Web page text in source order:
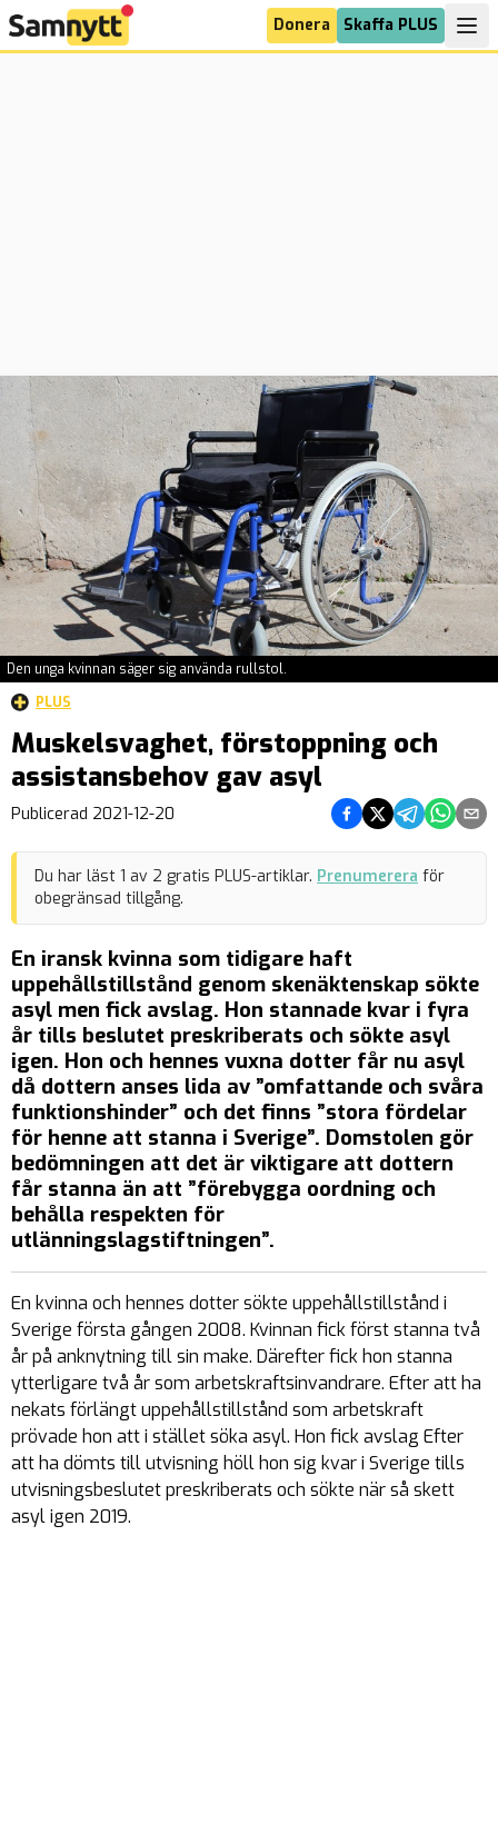
Donera Skaffa PLUS
Den unga kvinnan säger sig använda rullstol.
PLUS
Muskelsvaghet, förstoppning och
assistansbehov gav asyl
Publicerad 2021-12-20 Dela på Facebook
Dela på Twitter
Dela påDela på
Dela
Du har läst 1 av 2 gratis PLUS-artiklar. Prenumerera för
obegränsad tillgång.
En iransk kvinna som tidigare haft
uppehållstillstånd genom skenäktenskap sökte
asyl men fick avslag. Hon stannade kvar i fyra
år tills beslutet preskriberats och sökte asyl
igen. Hon och hennes vuxna dotter får nu asyl
då dottern anses lida av ”omfattande och svåra
funktionshinder” och det finns ”stora fördelar
för henne att stanna i Sverige”. Domstolen gör
bedömningen att det är viktigare att dottern
får stanna än att ”förebygga oordning och
behålla respekten för
utlänningslagstiftningen”.
En kvinna och hennes dotter sökte uppehållstillstånd i
Sverige första gången 2008. Kvinnan fick först stanna två
år på anknytning till sin make. Därefter fick hon stanna
ytterligare två år som arbetskraftsinvandrare. Efter att ha
nekats förlängt uppehållstillstånd som arbetskraft
prövade hon att i stället söka asyl. Hon fick avslag Efter
att ha dömts till utvisning höll hon sig kvar i Sverige tills
utvisningsbeslutet preskriberats och sökte när så skett
asyl igen 2019.